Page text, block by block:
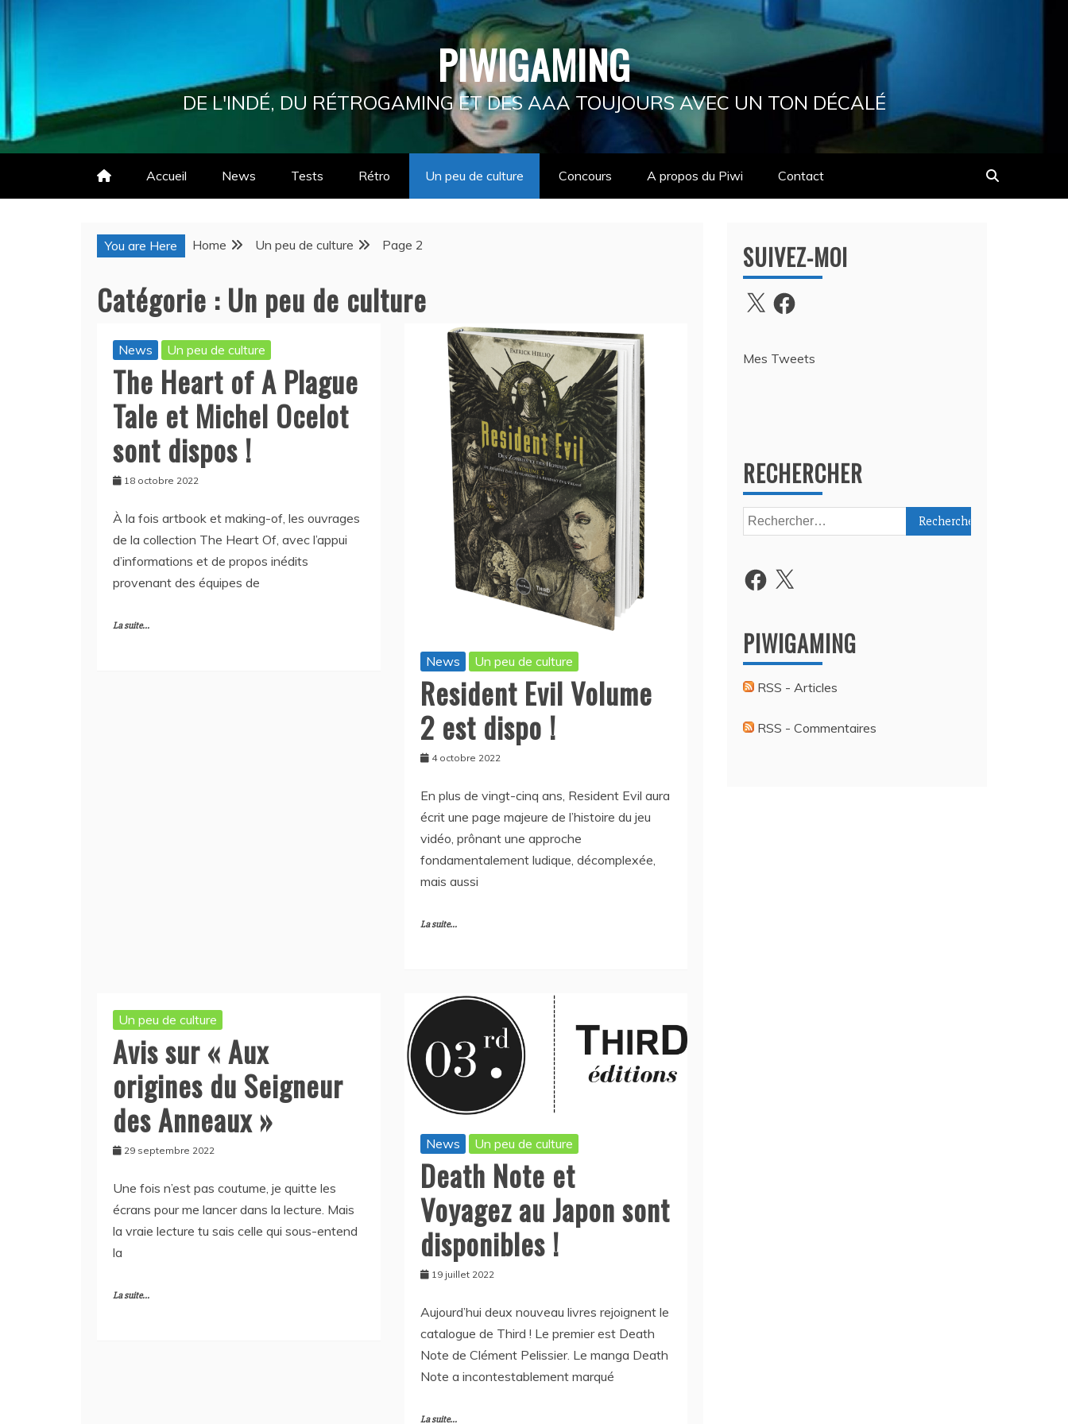
PIWIGAMING
DE L'INDÉ, DU RÉTROGAMING ET DES AAA TOUJOURS AVEC UN TON DÉCALÉ
Accueil News Tests Rétro Un peu de culture Concours A propos du Piwi Contact
You are Here Home Un peu de culture Page 2
Catégorie : Un peu de culture
News Un peu de culture
The Heart of A Plague
Tale et Michel Ocelot
sont dispos !
18 octobre 2022
À la fois artbook et making-of, les ouvrages
de la collection The Heart Of, avec l’appui
d’informations et de propos inédits
provenant des équipes de
La suite...
News Un peu de culture
Resident Evil Volume
2 est dispo !
4 octobre 2022
En plus de vingt-cinq ans, Resident Evil aura
écrit une page majeure de l’histoire du jeu
vidéo, prônant une approche
fondamentalement ludique, décomplexée,
mais aussi
La suite...
Un peu de culture
Avis sur « Aux
origines du Seigneur
des Anneaux »
29 septembre 2022
Une fois n’est pas coutume, je quitte les
écrans pour me lancer dans la lecture. Mais
la vraie lecture tu sais celle qui sous-entend
la
La suite...
News Un peu de culture
Death Note et
Voyagez au Japon sont
disponibles !
19 juillet 2022
Aujourd’hui deux nouveau livres rejoignent le
catalogue de Third ! Le premier est Death
Note de Clément Pelissier. Le manga Death
Note a incontestablement marqué
La suite...
SUIVEZ-MOI
X Facebook
Mes Tweets
RECHERCHER
Rechercher :
Facebook
X
PIWIGAMING
RSS - Articles
RSS - Commentaires